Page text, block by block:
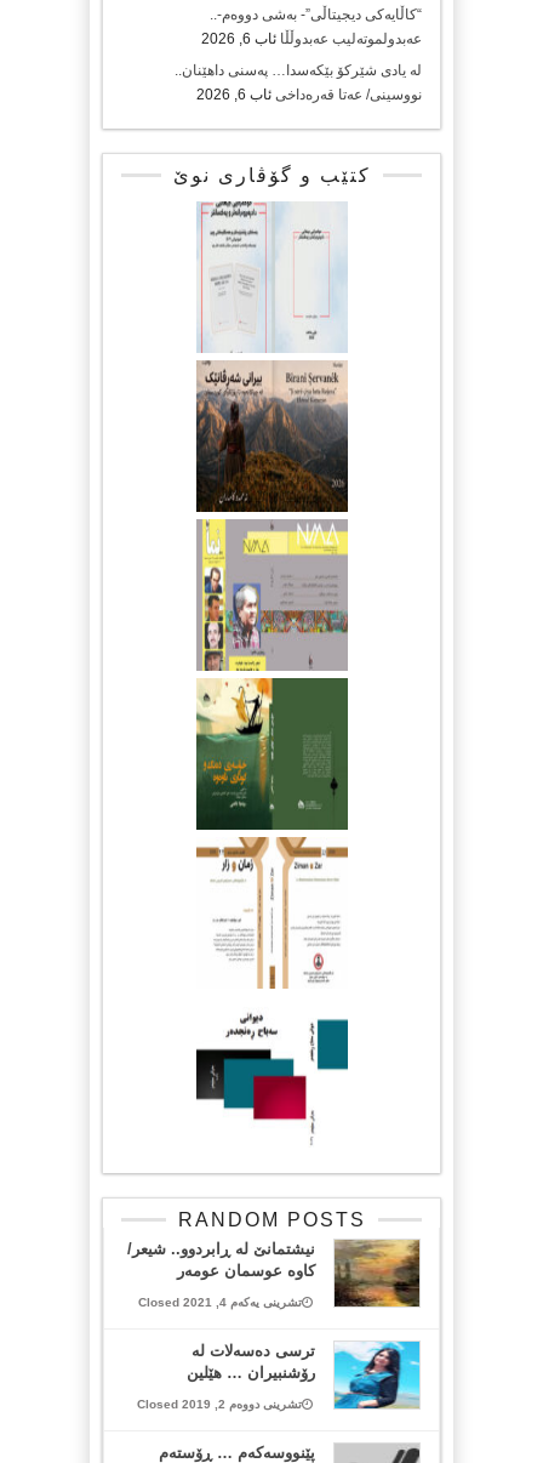
“کاڵایەکی دیجیتاڵی”- بەشی دووەم-..
عەبدولموتەلیب عەبدوڵڵا ئاب 6, 2026
لە یادی شێرکۆ بێکەسدا… پەسنی داهێنان..
نووسینی/ عەتا قەرەداخی ئاب 6, 2026
کتێب و گۆڤاری نوێ
RANDOM POSTS
نیشتمانێ لە ڕابردوو.. شیعر/
کاوە عوسمان عومەر
تشرینی یەکەم 4, 2021 Closed
ترسی دەسەلات لە
رۆشنبیران … هێلین
تشرینی دووەم 2, 2019 Closed
پێنووسەکەم … ڕۆستەم